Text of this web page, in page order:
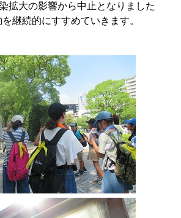
拡大の影響から中止となりました
継続的にすすめていきます。